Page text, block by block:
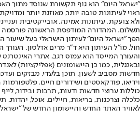
"ישראל היום" הוא גוף תקשורת שנוסד מתוך
ראוי לעיתונות טובה יותר, מאוזנת יותר
ולא צועקת. עיתונות אמינה, אובייקטיבית
הפך "ישראל היום" לעיתון הישראלי בעל שיעור
חול. מו"ל העיתון היא ד"ר מרים אדלסון. העורך
והעורך המייסד הוא עמוס רגב. אתרי
חדשות מסביב לשעון, תוכן בלעדי, מבזקים
וידיאו, פודקאסטים ושידורים חיים.
כוללות ערוצי חדשות ודעות, תרבות ובידור,
לאוויר האתר החדש והיישומון החדש של